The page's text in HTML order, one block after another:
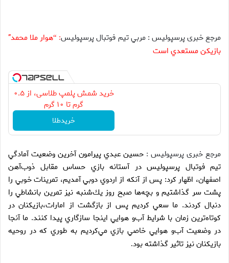
مرجع خبری پرسپولیس : مربي تيم فوتبال پرسپوليس: “هوار ملا محمد”
بازيكن مستعدي است
خرید شمش پلمپ طلاسی، از ۰.۵
گرم تا ۱۰ گرم
خریدطلا
مرجع خبری پرسپولیس : حسين عبدي پيرامون آخرين وضعيت آمادگي
تيم فوتبال پرسپوليس در آستانه بازي حساس مقابل ذوب‌آهن
اصفهان، اظهار كرد: پس از آنكه از اردوي دوبي آمديم، تمرينات خوبي را
پشت سر گذاشتيم و بچه‌ها صبح روز يك‌شنبه نيز تمرين بانشاطي را
دنبال كردند. ما سعي كرديم پس از بازگشت از امارات،‌بازيكنان در
كوتاه‌ترين زمان با شرايط آب‌و هوايي اينجا سازگاري پيدا كنند. ما آنجا
در وضعيت آب‌و هوايي خاصي بازي مي‌كرديم به طوري كه در روحيه
بازيكنان نيز تاثير گذاشته بود.